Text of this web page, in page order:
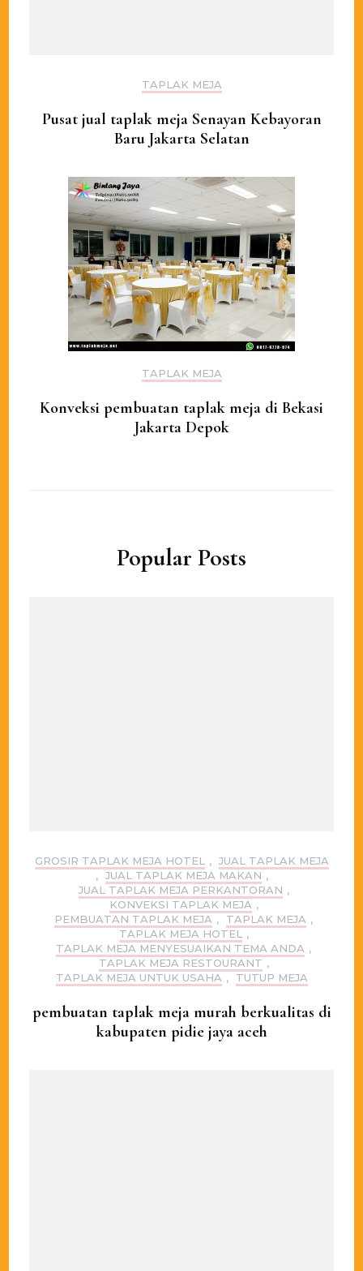
TAPLAK MEJA
Pusat jual taplak meja Senayan Kebayoran
Baru Jakarta Selatan
TAPLAK MEJA
Konveksi pembuatan taplak meja di Bekasi
Jakarta Depok
Popular Posts
GROSIR TAPLAK MEJA HOTEL , JUAL TAPLAK MEJA
, JUAL TAPLAK MEJA MAKAN ,
JUAL TAPLAK MEJA PERKANTORAN ,
KONVEKSI TAPLAK MEJA ,
PEMBUATAN TAPLAK MEJA , TAPLAK MEJA ,
TAPLAK MEJA HOTEL
,
TAPLAK MEJA MENYESUAIKAN TEMA ANDA ,
TAPLAK MEJA RESTOURANT ,
TAPLAK MEJA UNTUK USAHA , TUTUP MEJA
pembuatan taplak meja murah berkualitas di
kabupaten pidie jaya aceh